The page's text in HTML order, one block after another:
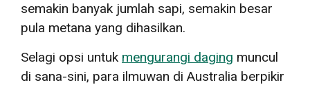
semakin banyak jumlah sapi, semakin besar
pula metana yang dihasilkan.
Selagi opsi untuk mengurangi daging muncul
di sana-sini, para ilmuwan di Australia berpikir